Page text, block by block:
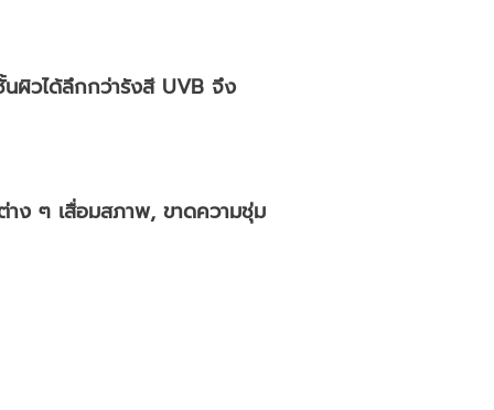
ผิวได้ลึกกว่ารังสี UVB จึง
าง ๆ เสื่อมสภาพ, ขาดความชุ่ม